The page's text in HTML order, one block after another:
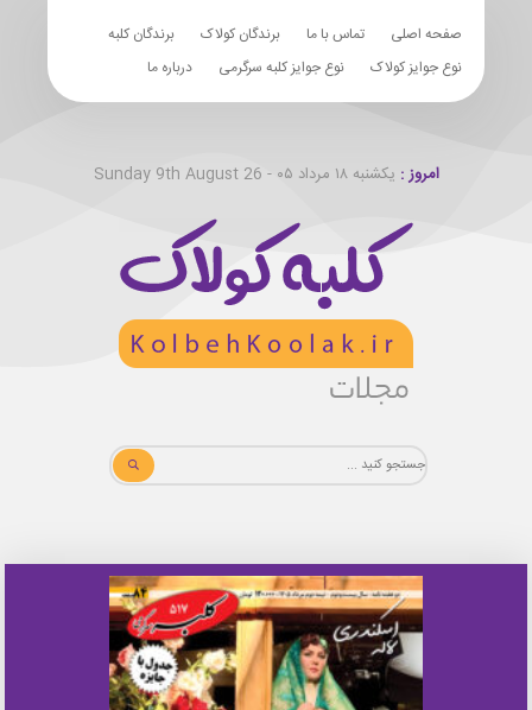
صفحه اصلی تماس با ما برندگان کولاک
برندگان کلبه
نوع جوایز کولاک
نوع جوایز کلبه سرگرمی درباره ما
امروز : یکشنبه ۱۸ مرداد ۰۵ - Sunday 9th August 26